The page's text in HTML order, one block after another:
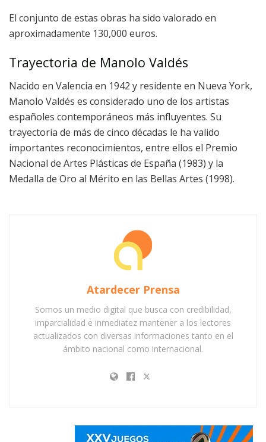
El conjunto de estas obras ha sido valorado en
aproximadamente 130,000 euros.
Trayectoria de Manolo Valdés
Nacido en Valencia en 1942 y residente en Nueva York,
Manolo Valdés es considerado uno de los artistas
españoles contemporáneos más influyentes. Su
trayectoria de más de cinco décadas le ha valido
importantes reconocimientos, entre ellos el Premio
Nacional de Artes Plásticas de España (1983) y la
Medalla de Oro al Mérito en las Bellas Artes (1998).
Atardecer Prensa
Somos un medio digital que busca con credibilidad,
imparcialidad e inmediatez mantener a los lectores
actualizados con diversas informaciones tanto en el
ámbito nacional como internacional.